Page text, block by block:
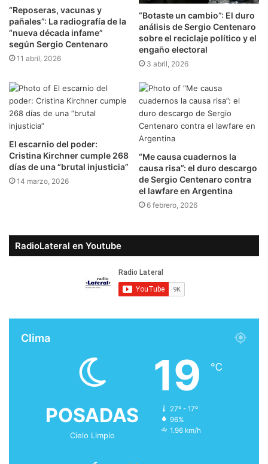
“Reposeras, vacunas y
pañales”: La radiografía de la
“nueva década infame”
según Sergio Centenaro
11 abril, 2026
“Botaste un cambio”: El duro
análisis de Sergio Centenaro
sobre el reciclaje político y el
engaño electoral
3 abril, 2026
El escarnio del poder:
Cristina Kirchner cumple 268
días de una “brutal injusticia”
14 marzo, 2026
“Me causa cuadernos la
causa risa”: el duro descargo
de Sergio Centenaro contra
el lawfare en Argentina
6 febrero, 2026
RadioLateral en Youtube
Clima
POSADAS
Cielo Limpio
19 ℃
27º - 17º
96%
1.96 km/h